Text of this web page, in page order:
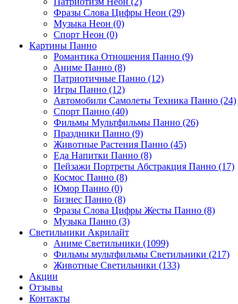
Фразы Слова Цифры Неон (29)
Музыка Неон (0)
Спорт Неон (0)
Картины Панно
Романтика Отношения Панно (9)
Аниме Панно (8)
Патриотичные Панно (12)
Игры Панно (12)
Автомобили Самолеты Техника Панно (24)
Спорт Панно (40)
Фильмы Мультфильмы Панно (26)
Праздники Панно (9)
Животные Растения Панно (45)
Еда Напитки Панно (8)
Пейзажи Портреты Абстракция Панно (17)
Космос Панно (8)
Юмор Панно (0)
Бизнес Панно (8)
Фразы Слова Цифры Жесты Панно (8)
Музыка Панно (3)
Светильники Акрилайт
Аниме Светильники (1099)
Фильмы мультфильмы Светильники (217)
Животные Светильники (133)
Акции
Отзывы
Контакты